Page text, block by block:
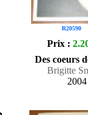
R20590
Prix :
Des coeurs
Brigitte
2004